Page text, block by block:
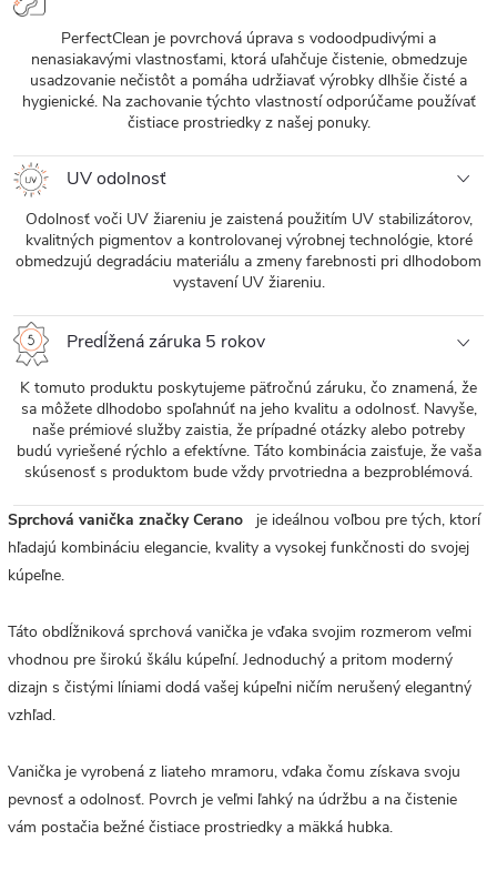
PerfectClean je povrchová úprava s vodoodpudivými a
nenasiakavými vlastnosťami, ktorá uľahčuje čistenie, obmedzuje
usadzovanie nečistôt a pomáha udržiavať výrobky dlhšie čisté a
hygienické. Na zachovanie týchto vlastností odporúčame používať
čistiace prostriedky z našej ponuky.
UV odolnosť
Odolnosť voči UV žiareniu je zaistená použitím UV stabilizátorov,
kvalitných pigmentov a kontrolovanej výrobnej technológie, ktoré
obmedzujú degradáciu materiálu a zmeny farebnosti pri dlhodobom
vystavení UV žiareniu.
Predĺžená záruka 5 rokov
K tomuto produktu poskytujeme päťročnú záruku, čo znamená, že
sa môžete dlhodobo spoľahnúť na jeho kvalitu a odolnosť. Navyše,
naše prémiové služby zaistia, že prípadné otázky alebo potreby
budú vyriešené rýchlo a efektívne. Táto kombinácia zaisťuje, že vaša
skúsenosť s produktom bude vždy prvotriedna a bezproblémová.
Sprchová vanička značky Cerano
je ideálnou voľbou pre tých, ktorí
hľadajú kombináciu elegancie, kvality a vysokej funkčnosti do svojej
kúpeľne.
Táto obdĺžniková sprchová vanička je vďaka svojim rozmerom veľmi
vhodnou pre širokú škálu kúpeľní. Jednoduchý a pritom moderný
dizajn s čistými líniami dodá vašej kúpeľni ničím nerušený elegantný
vzhľad.
Vanička je vyrobená z liateho mramoru, vďaka čomu získava svoju
pevnosť a odolnosť. Povrch je veľmi ľahký na údržbu a na čistenie
vám postačia bežné čistiace prostriedky a mäkká hubka.